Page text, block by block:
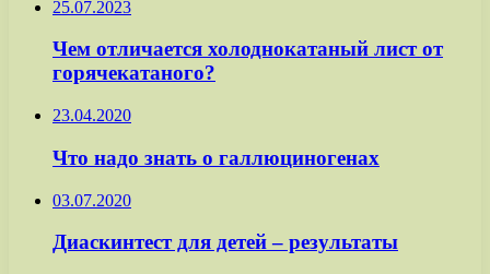
25.07.2023
Чем отличается холоднокатаный лист от
горячекатаного?
23.04.2020
Что надо знать о галлюциногенах
03.07.2020
Диаскинтест для детей – результаты